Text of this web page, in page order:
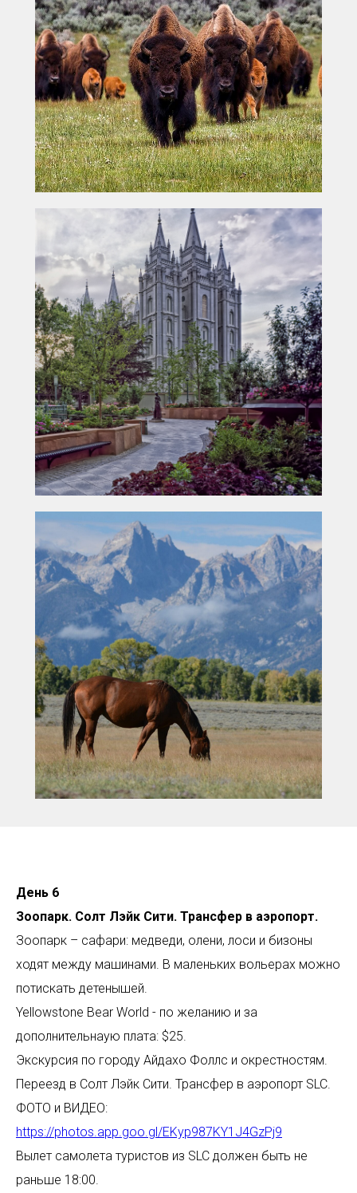
День 6
Зоопарк. Солт Лэйк Сити. Трансфер в аэропорт.
Зоопарк – сафари: медведи, олени, лоси и бизоны
ходят между машинами. В маленьких вольерах можно
потискать детенышей.
Yellowstone Bear World - по желанию и за
дополнительнаую плата: $25.
Экскурсия по городу Айдахо Фоллс и окрестностям.
Переезд в Солт Лэйк Сити. Трансфер в аэропорт SLC.
ФОТО и ВИДЕО:
https://photos.app.goo.gl/EKyp987KY1J4GzPj9
Вылет самолета туристов из SLC должен быть не
раньше 18:00.